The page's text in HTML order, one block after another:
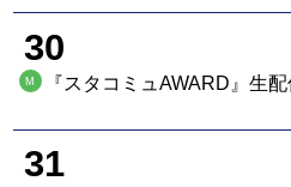
30
M 『スタコミュAWARD』生
31